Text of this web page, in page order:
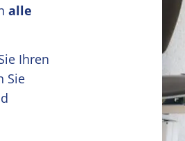
alle
Ihren
Sie